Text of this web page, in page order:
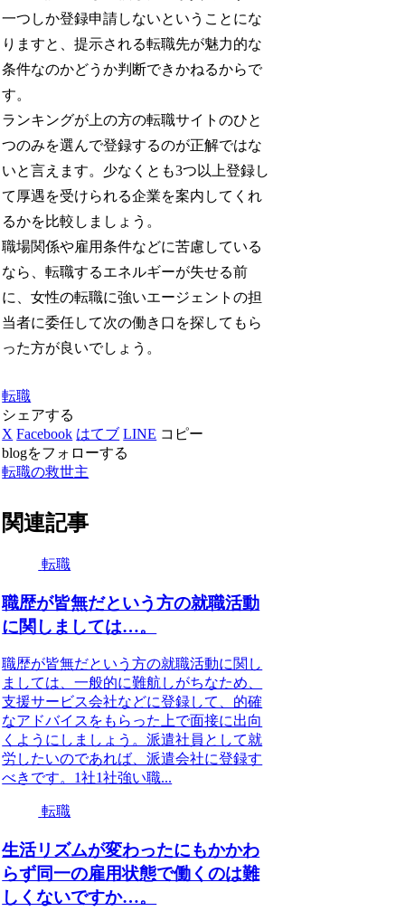
一つしか登録申請しないということにな
りますと、提示される転職先が魅力的な
条件なのかどうか判断できかねるからで
す。
ランキングが上の方の転職サイトのひと
つのみを選んで登録するのが正解ではな
いと言えます。少なくとも3つ以上登録し
て厚遇を受けられる企業を案内してくれ
るかを比較しましょう。
職場関係や雇用条件などに苦慮している
なら、転職するエネルギーが失せる前
に、女性の転職に強いエージェントの担
当者に委任して次の働き口を探してもら
った方が良いでしょう。
転職
シェアする
X Facebook はてブ LINE コピー
blogをフォローする
転職の救世主
関連記事
転職
職歴が皆無だという方の就職活動
に関しましては…。
職歴が皆無だという方の就職活動に関し
ましては、一般的に難航しがちなため、
支援サービス会社などに登録して、的確
なアドバイスをもらった上で面接に出向
くようにしましょう。派遣社員として就
労したいのであれば、派遣会社に登録す
べきです。1社1社強い職...
転職
生活リズムが変わったにもかかわ
らず同一の雇用状態で働くのは難
しくないですか…。